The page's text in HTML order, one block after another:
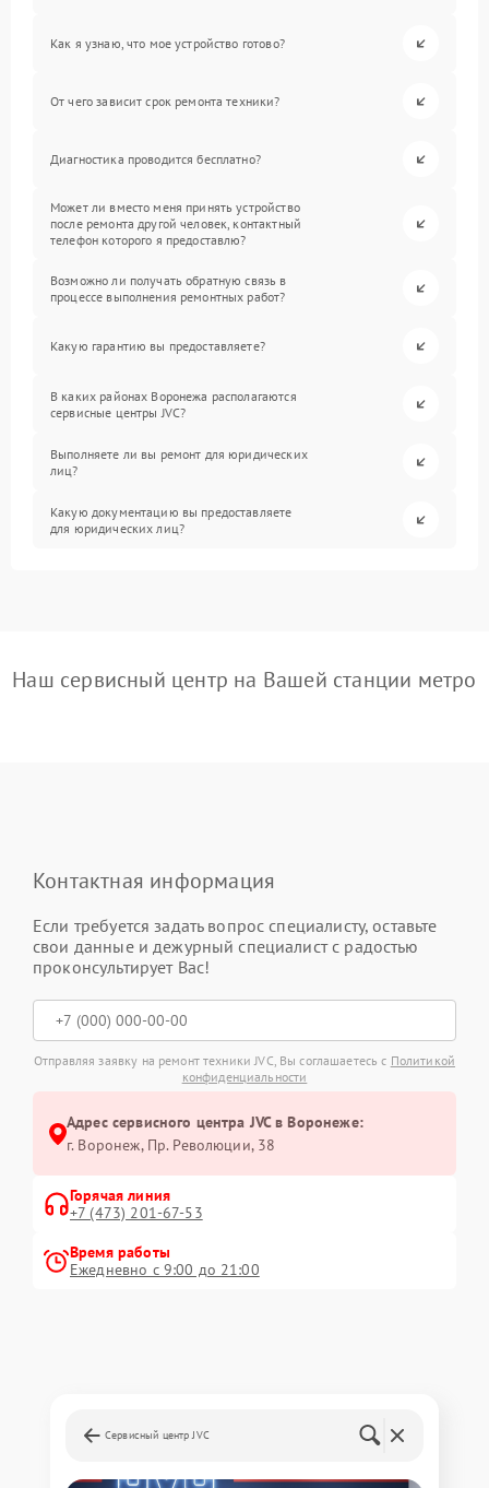
Как я узнаю, что мое устройство готово?
От чего зависит срок ремонта техники?
Диагностика проводится бесплатно?
Может ли вместо меня принять устройство
после ремонта другой человек, контактный
телефон которого я предоставлю?
Возможно ли получать обратную связь в
процессе выполнения ремонтных работ?
Какую гарантию вы предоставляете?
В каких районах Воронежа располагаются
сервисные центры JVC?
Выполняете ли вы ремонт для юридических
лиц?
Какую документацию вы предоставляете
для юридических лиц?
Наш сервисный центр на Вашей станции метро
Контактная информация
Если требуется задать вопрос специалисту, оставьте
свои данные и дежурный специалист с радостью
проконсультирует Вас!
Отправляя заявку на ремонт техники JVC, Вы соглашаетесь с Политикой
конфиденциальности
Адрес сервисного центра JVC в Воронеже:
г. Воронеж, Пр. Революции, 38
Горячая линия
+7 (473) 201-67-53
Время работы
Ежедневно с 9:00 до 21:00
Сервисный центр JVC